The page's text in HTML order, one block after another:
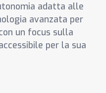
adatta alle
avanzata per
un focus sulla
per la sua